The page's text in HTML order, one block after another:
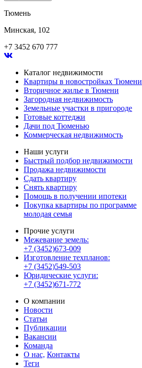
Тюмень
Минская, 102
+7 3452 670 777
Каталог недвижимости
Квартиры в новостройках Тюмени
Вторичное жилье в Тюмени
Загородная недвижимость
Земельные участки в пригороде
Готовые коттеджи
Дачи под Тюменью
Коммерческая недвижимость
Наши услуги
Быстрый подбор недвижимости
Продажа недвижимости
Сдать квартиру
Снять квартиру
Помощь в получении ипотеки
Покупка квартиры по программе
молодая семья
Прочие услуги
Межевание земель:
+7 (3452)673-009
Изготовление техпланов:
+7 (3452)549-503
Юридические услуги:
+7 (3452)671-772
О компании
Новости
Статьи
Публикации
Вакансии
Команда
О нас, Контакты
Теги